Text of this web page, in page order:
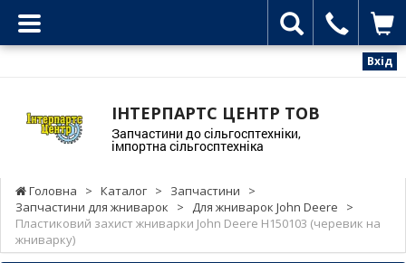
Вхід
ІНТЕРПАРТС ЦЕНТР ТОВ
Запчастини до сільгосптехніки,
імпортна сільгосптехніка
Головна > Каталог > Запчастини
>
Запчастини для жниварок
> Для жниварок John Deere
>
Пластиковий захист жниварки John Deere H150103 (черевик на
жниварку)